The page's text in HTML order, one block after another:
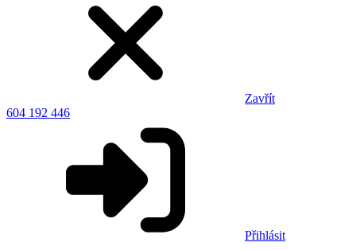
Zavřít
604 192 446
Přihlásit